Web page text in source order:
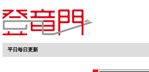
平日毎日更新